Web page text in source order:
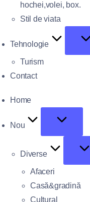
hochei,volei, box.
Stil de viata
Tehnologie
Turism
Contact
Home
Nou
Diverse
Afaceri
Casă&gradină
Cultural